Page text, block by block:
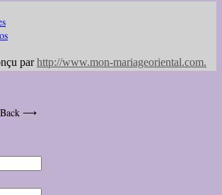
parhttp://www.mon-mariageoriental.com.
Back ⟶